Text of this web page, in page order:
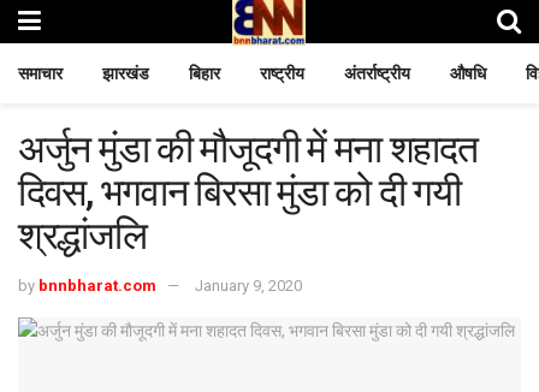
समाचार झारखंड बिहार राष्ट्रीय अंतर्राष्ट्रीय औषधि
अर्जुन मुंडा की मौजूदगी में मना शहादत
दिवस, भगवान बिरसा मुंडा को दी गयी
श्रद्धांजलि
by bnnbharat.com January 9, 2020